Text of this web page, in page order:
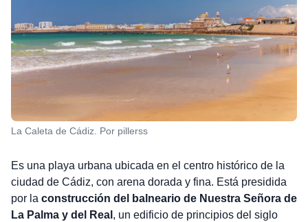
La Caleta de Cádiz. Por pillerss
Es una playa urbana ubicada en el centro histórico de la
ciudad de Cádiz, con arena dorada y fina. Está presidida
por la construcción del balneario de Nuestra Señora de
La Palma y del Real , un edificio de principios del siglo